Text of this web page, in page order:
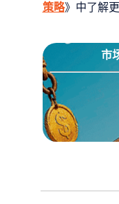
策略》中了解
市